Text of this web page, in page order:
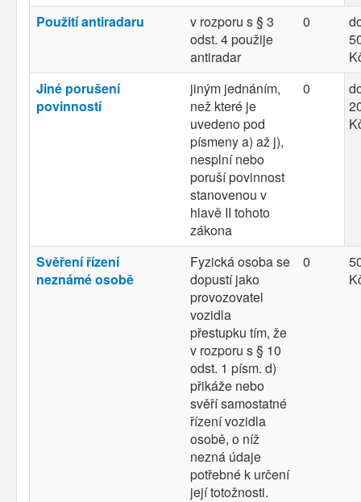
Použití antiradaru
v rozporu s § 3
odst. 4 použije
antiradar
0
Jiné porušení
povinností
jiným jednáním,
než které je
uvedeno pod
písmeny a) až j),
nesplní nebo
poruší povinnost
stanovenou v
hlavě II tohoto
zákona
0
Svěření řízení
neznámé osobě
Fyzická osoba se
dopustí jako
provozovatel
vozidla
přestupku tím, že
v rozporu s § 10
odst. 1 písm. d)
přikáže nebo
svěří samostatné
řízení vozidla
osobě, o níž
nezná údaje
potřebné k určení
její totožnosti.
0